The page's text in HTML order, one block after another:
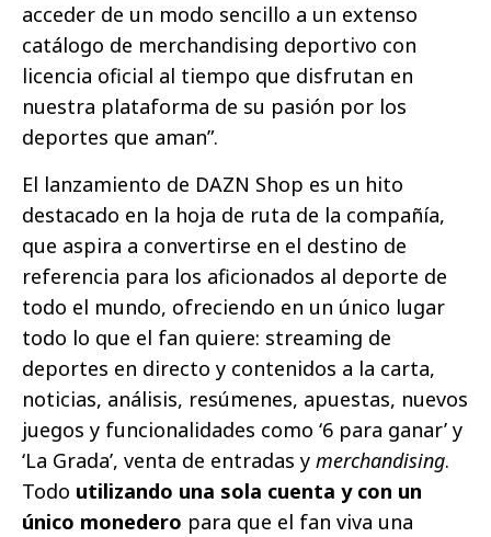
acceder de un modo sencillo a un extenso
catálogo de merchandising deportivo con
licencia oficial al tiempo que disfrutan en
nuestra plataforma de su pasión por los
deportes que aman”.
El lanzamiento de DAZN Shop es un hito
destacado en la hoja de ruta de la compañía,
que aspira a convertirse en el destino de
referencia para los aficionados al deporte de
todo el mundo, ofreciendo en un único lugar
todo lo que el fan quiere: streaming de
deportes en directo y contenidos a la carta,
noticias, análisis, resúmenes, apuestas, nuevos
juegos y funcionalidades como ‘6 para ganar’ y
‘La Grada’, venta de entradas y merchandising.
Todo utilizando una sola cuenta y con un
único monedero para que el fan viva una